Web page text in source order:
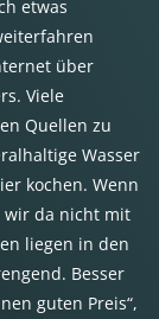
etwas
über
Viele
Quellen zu
Wasser
kochen. Wenn
wir da nicht mit
liegen in den
Besser
guten Preis“,